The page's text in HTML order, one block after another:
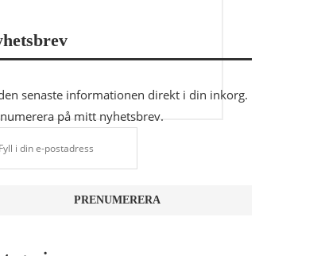
senaste informationen direkt i din inkorg.
på mitt nyhetsbrev.